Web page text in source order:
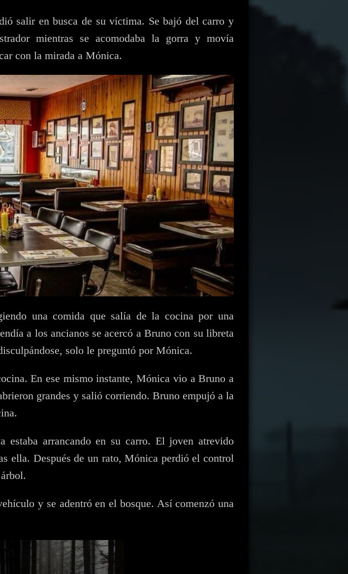
salir en busca de su víctima. Se bajó del carro y
mientras se acomodaba la gorra y movía
con la mirada a Mónica.
una comida que salía de la cocina por una
a los ancianos se acercó a Bruno con su libreta
solo le preguntó por Mónica.
En ese mismo instante, Mónica vio a Bruno a
grandes y salió corriendo. Bruno empujó a la
estaba arrancando en su carro. El joven atrevido
ella. Después de un rato, Mónica perdió el control
y se adentró en el bosque. Así comenzó una